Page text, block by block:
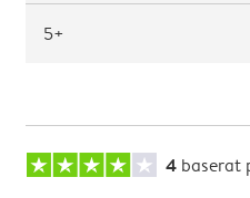
5+
4 baserat